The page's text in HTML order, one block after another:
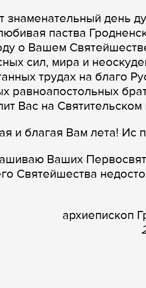
знаменательный день
паства
о Вашем
сил, мира и
трудах на благо
равноапостольных
Вас на
и благая Вам лета! Ис
Ваших
Святейшества
архиепископ